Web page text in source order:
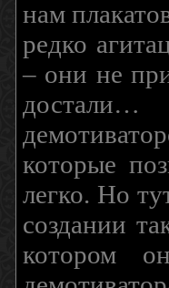
нам
редко
– они не
достали…
которые
легко. Но
создании
котором